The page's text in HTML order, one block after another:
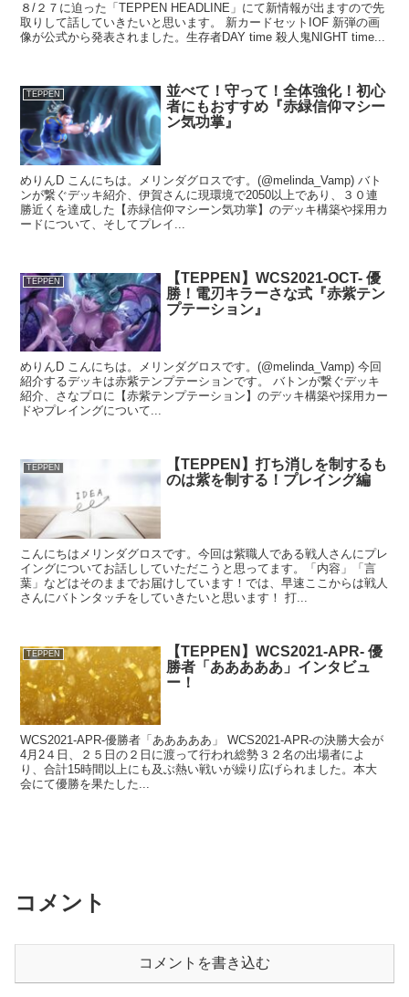
８/２７に迫った「TEPPEN HEADLINE」にて新情報が出ますので先
取りして話していきたいと思います。 新カードセットIOF 新弾の画
像が公式から発表されました。生存者DAY time 殺人鬼NIGHT time...
TEPPEN
並べて！守って！全体強化！初心
者にもおすすめ『赤緑信仰マシー
ン気功掌』
めりんD こんにちは。メリンダグロスです。(@melinda_Vamp) バト
ンが繋ぐデッキ紹介、伊賀さんに現環境で2050以上であり、３０連
勝近くを達成した【赤緑信仰マシーン気功掌】のデッキ構築や採用カ
ードについて、そしてプレイ...
TEPPEN
【TEPPEN】WCS2021-OCT- 優
勝！電刃キラーさな式『赤紫テン
プテーション』
めりんD こんにちは。メリンダグロスです。(@melinda_Vamp) 今回
紹介するデッキは赤紫テンプテーションです。 バトンが繋ぐデッキ
紹介、さなプロに【赤紫テンプテーション】のデッキ構築や採用カー
ドやプレイングについて...
TEPPEN
【TEPPEN】打ち消しを制するも
のは紫を制する！プレイング編
こんにちはメリンダグロスです。今回は紫職人である戦人さんにプレ
イングについてお話ししていただこうと思ってます。「内容」「言
葉」などはそのままでお届けしています！では、早速ここからは戦人
さんにバトンタッチをしていきたいと思います！ 打...
TEPPEN
【TEPPEN】WCS2021-APR- 優
勝者「あああああ」インタビュ
ー！
WCS2021-APR-優勝者「あああああ」 WCS2021-APR-の決勝大会が
4月2４日、２５日の２日に渡って行われ総勢３２名の出場者によ
り、合計15時間以上にも及ぶ熱い戦いが繰り広げられました。本大
会にて優勝を果たした...
コメント
コメントを書き込む